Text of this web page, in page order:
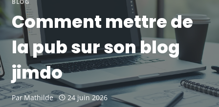
BLOG
Comment mettre de
la pub sur son blog
jimdo
ParMathilde 24 juin 2026